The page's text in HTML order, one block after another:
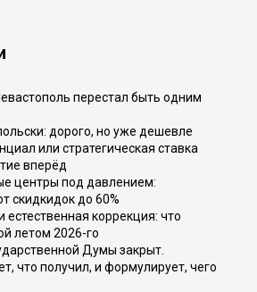
перестал быть одним
дорого, но уже дешевле
или стратегическая ставка
вперёд
центры под давлением:
скидкидок до 60%
естественная коррекция: что
летом 2026-го
Думы закрыт.
что получил, и формулирует, чего